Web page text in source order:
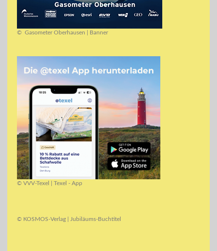
© Gasometer Oberhausen | Banner
© VVV-Texel | Texel - App
© KOSMOS-Verlag | Jubiläums-Buchtitel